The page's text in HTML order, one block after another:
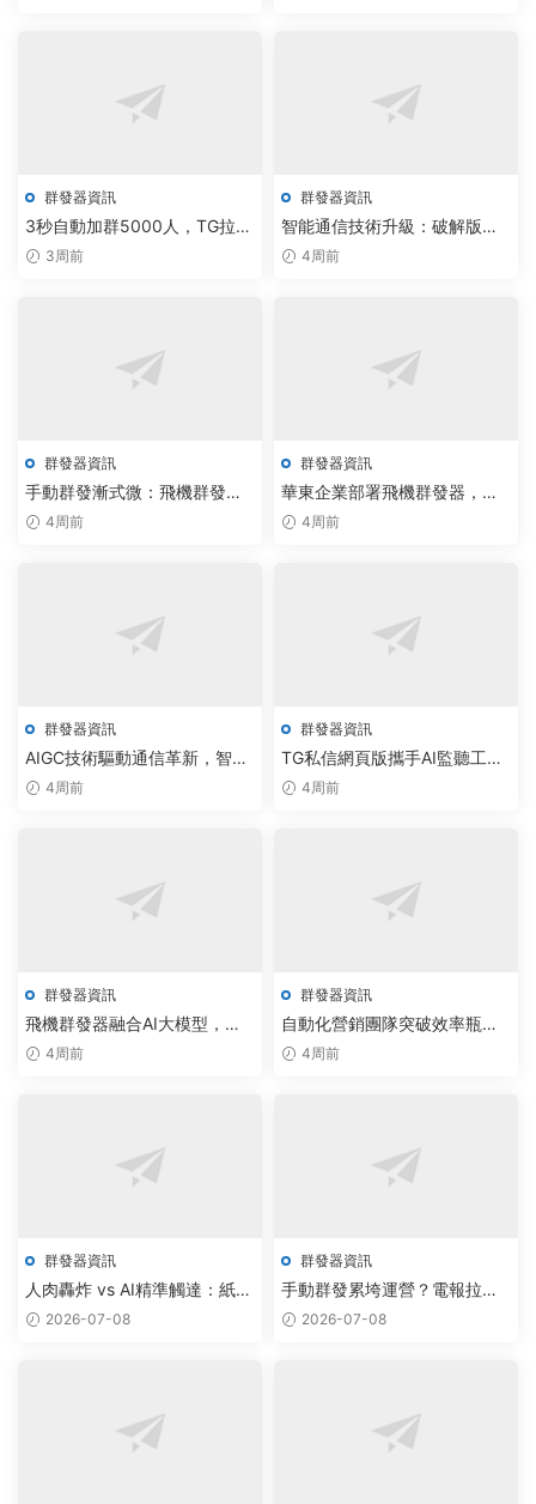
群發器資訊
3秒自動加群5000人，TG拉人
腳本公司破解版引爆智能群發
3周前
群發器資訊
智能通信技術升級：破解版私
信系統驅動信息傳播效率倍增
4周前
群發器資訊
手動群發漸式微：飛機群發器
與Telegram采集助手領跑智能
4周前
群發器資訊
華東企業部署飛機群發器，智
能調度技術落地重塑批量拉人
4周前
群發器資訊
AIGC技術驅動通信革新，智能
群發工具助力企業營銷效率提
4周前
群發器資訊
TG私信網頁版攜手AI監聽工
具，驅動企業數智化群發新突
4周前
群發器資訊
飛機群發器融合AI大模型，驅
動通信效率提升300%
4周前
群發器資訊
自動化營銷團隊突破效率瓶
頸：智能飛機群發器與電報腳
4周前
群發器資訊
人肉轟炸 vs AI精準觸達：紙飛
機群發機器人重塑智能營銷新
2026-07-08
群發器資訊
手動群發累垮運營？電報拉人
機器人+AI調度方案讓效率飙升
2026-07-08